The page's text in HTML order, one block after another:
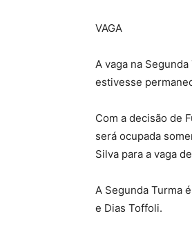
VAGA
A vaga na
estivesse
Com a decisão de
será ocupada
Silva para a vaga
A Segunda Turma
e Dias Toffoli.